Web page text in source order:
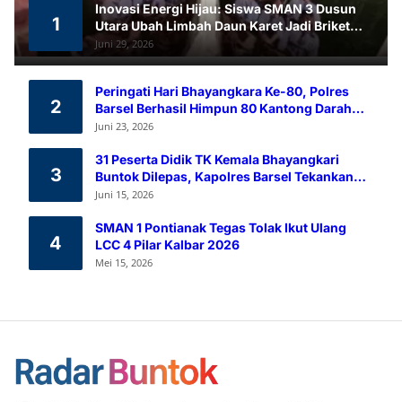
1
Inovasi Energi Hijau: Siswa SMAN 3 Dusun
Utara Ubah Limbah Daun Karet Jadi Briket
Ramah Lingkungan
Juni 29, 2026
2
Peringati Hari Bhayangkara Ke-80, Polres
Barsel Berhasil Himpun 80 Kantong Darah
Melalui Aksi Donor Darah
Juni 23, 2026
3
31 Peserta Didik TK Kemala Bhayangkari
Buntok Dilepas, Kapolres Barsel Tekankan
Pendidikan Karakter
Juni 15, 2026
4
SMAN 1 Pontianak Tegas Tolak Ikut Ulang
LCC 4 Pilar Kalbar 2026
Mei 15, 2026